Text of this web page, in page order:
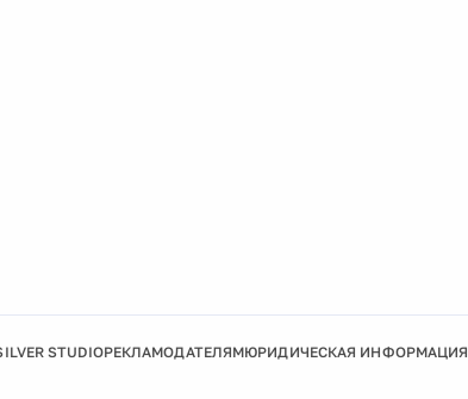
STUDIOРЕКЛАМОДАТЕЛЯМЮРИДИЧЕСКАЯ ИНФОРМАЦИЯ